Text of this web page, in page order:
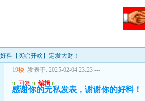
料【买啥开啥】定发大财！
19楼 发表于: 2025-02-04 23:23 ---
u 回复 u 编辑 u
感谢你的无私发表，谢谢你的好料！